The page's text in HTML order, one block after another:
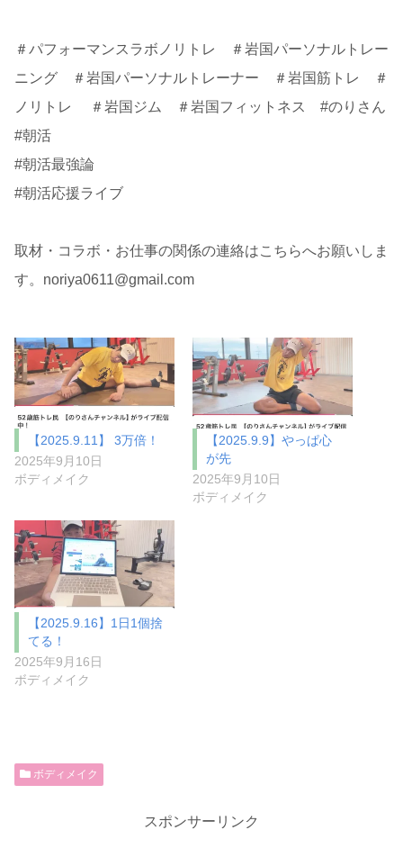
＃パフォーマンスラボノリトレ ＃岩国パーソナルトレー
ニング ＃岩国パーソナルトレーナー ＃岩国筋トレ ＃
ノリトレ ＃岩国ジム ＃岩国フィットネス #のりさん
#朝活
#朝活最強論
#朝活応援ライブ
取材・コラボ・お仕事の関係の連絡はこちらへお願いしま
す。noriya0611@gmail.com
【2025.9.11】 3万倍！
2025年9月10日
ボディメイク
【2025.9.9】やっぱ心
が先
2025年9月10日
ボディメイク
【2025.9.16】1日1個捨
てる！
2025年9月16日
ボディメイク
ボディメイク
スポンサーリンク